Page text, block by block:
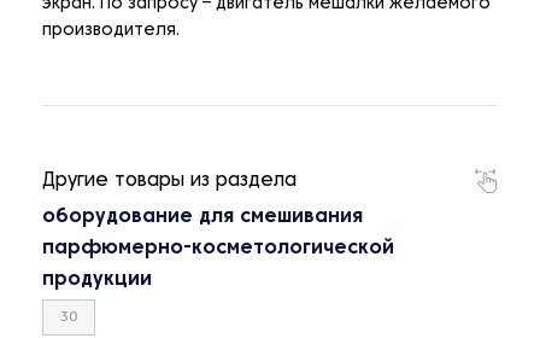
экран. По запросу – двигатель мешалки желаемого
производителя.
Другие товары из раздела
оборудование для смешивания
парфюмерно-косметологической
продукции
30